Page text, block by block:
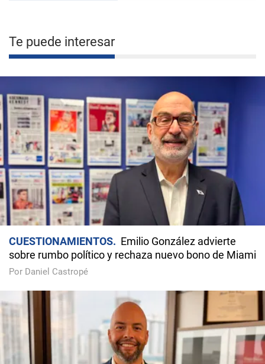
Te puede interesar
CUESTIONAMIENTOS
Emilio González advierte
sobre rumbo político y rechaza nuevo bono de Miami
Por Daniel Castropé